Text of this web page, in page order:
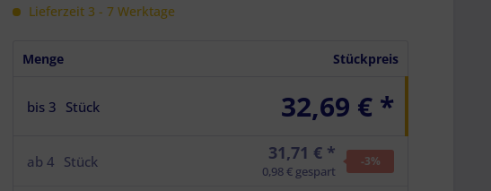
Lieferzeit 3 - 7 Werktage
Menge Stückpreis
bis 3 Stück 32,69 € *
ab 4 Stück 31,71 € *
0,98 € gespart
-3%